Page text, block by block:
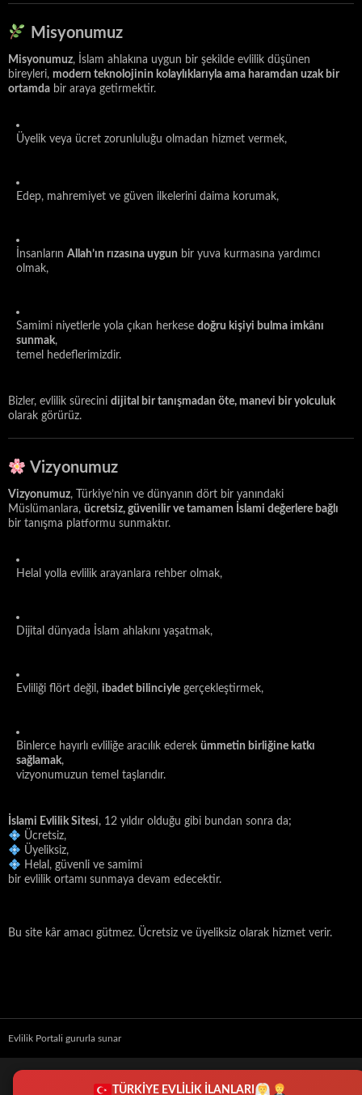
Misyonumuz
Misyonumuz, İslam ahlakına uygun bir şekilde evlilik düşünen
bireyleri, modern teknolojinin kolaylıklarıyla ama haramdan uzak bir
ortamda bir araya getirmektir.
Üyelik veya ücret zorunluluğu olmadan hizmet vermek,
Edep, mahremiyet ve güven ilkelerini daima korumak,
İnsanların Allah’ın rızasına uygun bir yuva kurmasına yardımcı
olmak,
Samimi niyetlerle yola çıkan herkese doğru kişiyi bulma imkânı
sunmak,
temel hedeflerimizdir.
Bizler, evlilik sürecini dijital bir tanışmadan öte, manevi bir yolculuk
olarak görürüz.
Vizyonumuz
Vizyonumuz, Türkiye’nin ve dünyanın dört bir yanındaki
Müslümanlara, ücretsiz, güvenilir ve tamamen İslami değerlere bağlı
bir tanışma platformu sunmaktır.
Helal yolla evlilik arayanlara rehber olmak,
Dijital dünyada İslam ahlakını yaşatmak,
Evliliği flört değil, ibadet bilinciyle gerçekleştirmek,
Binlerce hayırlı evliliğe aracılık ederek ümmetin birliğine katkı
sağlamak,
vizyonumuzun temel taşlarıdır.
İslami Evlilik Sitesi, 12 yıldır olduğu gibi bundan sonra da;
Ücretsiz,
Üyeliksiz,
Helal, güvenli ve samimi
bir evlilik ortamı sunmaya devam edecektir.
Bu site kâr amacı gütmez. Ücretsiz ve üyeliksiz olarak hizmet verir.
Evlilik Portali gururla sunar
TÜRKİYE EVLİLİK İLANLARI